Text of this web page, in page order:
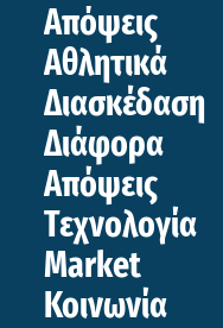
Απόψεις
Αθλητικά
Διασκέδαση
Διάφορα
Απόψεις
Τεχνολογία
Market
Κοινωνία